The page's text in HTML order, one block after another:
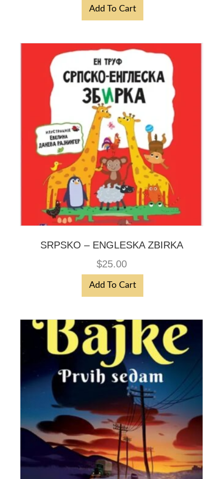
Add To Cart
SRPSKO – ENGLESKA ZBIRKA
$25.00
Add To Cart